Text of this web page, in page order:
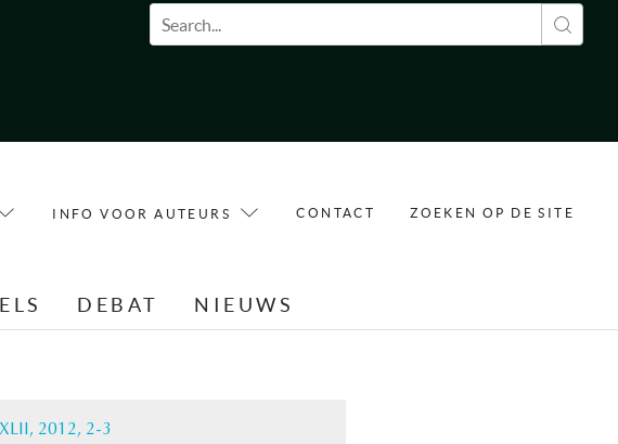
Zoekveld
INFO VOOR AUTEURS CONTACT ZOEKEN OP DE SITE
DEBAT NIEUWS
2012, 2-3